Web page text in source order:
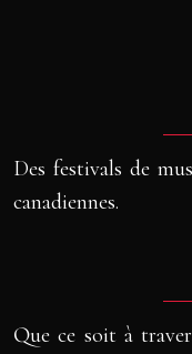
Des festivals de
canadiennes.
Que ce soit à